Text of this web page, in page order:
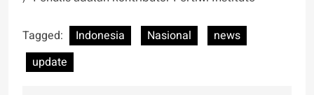
Tagged: Indonesia Nasional
news
update